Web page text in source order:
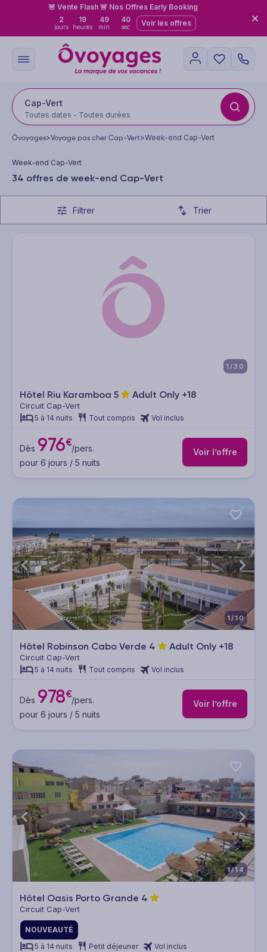
🚨 Vente Flash 🚨 Nos Offres Early Booking
2
jours
19
heures
49
min
38
sec Voir les offres
Cap-Vert
Toutes dates - Toutes durées
Ôvoyages>Voyage pas cher Cap-Vert>Week-end Cap-Vert
Week-end Cap-Vert
34 offres de week-end Cap-Vert
Filtrer Trier
1/30
Hôtel Riu Karamboa 5 Adult Only +18
Circuit Cap-Vert
5 à 14 nuits Tout compris Vol inclus
Dès 976€/pers.
pour 6 jours / 5 nuits
Voir l’offre
1/10
Hôtel Robinson Cabo Verde 4 Adult Only +18
Circuit Cap-Vert
5 à 14 nuits Tout compris Vol inclus
Dès 978€/pers.
pour 6 jours / 5 nuits
Voir l’offre
1/14
Hôtel Oasis Porto Grande 4
Circuit Cap-Vert
NOUVEAUTÉ
5 à 14 nuits
Petit déjeuner Vol inclus